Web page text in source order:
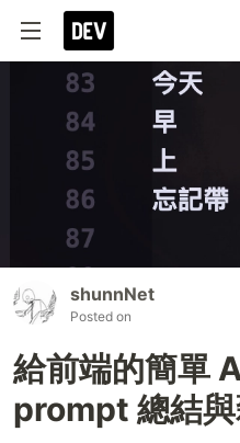
shunnNet
Posted on
給前端的簡單
prompt 總結